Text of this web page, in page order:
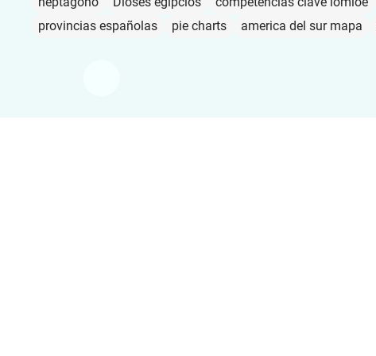
provincias españolas
pie charts america del sur mapa